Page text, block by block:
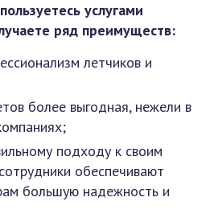
услугами
ряд преимуществ:
летчиков и
более выгодная, нежели в
подходу к своим
обеспечивают
большую надежность и